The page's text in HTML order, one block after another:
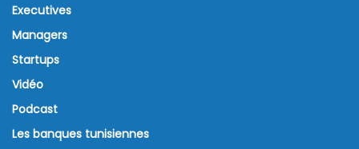
Executives
Managers
Startups
Vidéo
Podcast
Les banques tunisiennes